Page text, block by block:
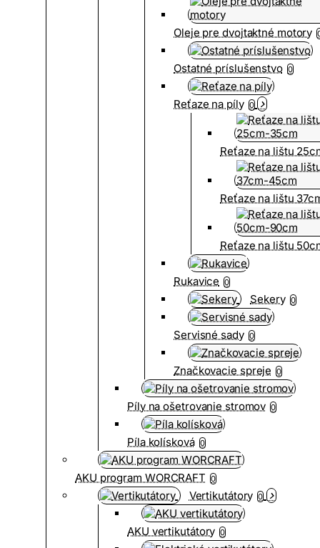
Oleje pre dvojtaktné motory
Ostatné príslušenstvo 0
Reťaze na píly 0
Reťaze na lištu
Reťaze na lištu
Reťaze na lištu
Rukavice 0
Sekery 0
Servisné sady 0
Značkovacie spreje 0
Píly na ošetrovanie stromov 0
Píla kolísková 0
AKU program WORCRAFT 0
Vertikutátory 0
AKU vertikutátory 0